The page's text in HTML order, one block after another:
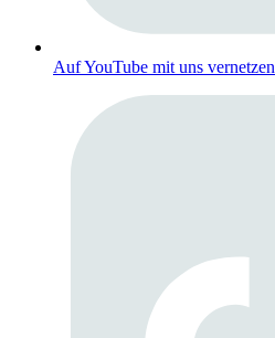
Auf YouTube mit uns vernetzen